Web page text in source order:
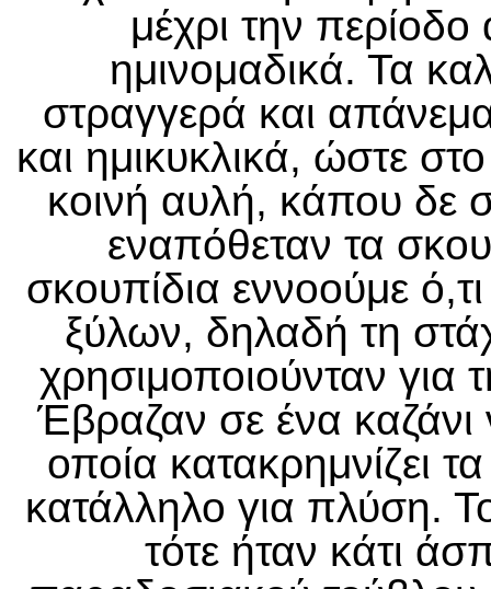
μέχρι την
ημινομαδικά. Τα
στραγγερά και
και ημικυκλικά, ώστε
κοινή αυλή, κάπου δε
εναπόθεταν τα
σκουπίδια εννοούμε
ξύλων, δηλαδή τη
χρησιμοποιούνταν για
Έβραζαν σε ένα καζάνι
οποία κατακρημνίζει
κατάλληλο για πλύση.
τότε ήταν κάτι